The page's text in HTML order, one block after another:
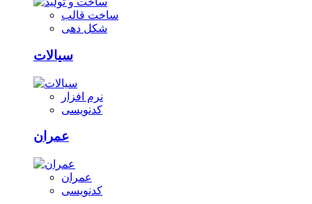
ساخت قالب
شکل دهی
سیالات
نرم افزار
کدنویسی
عمران
عمران
کدنویسی